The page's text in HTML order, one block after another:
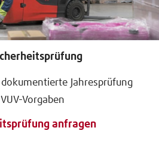
Jahresprüfung
Vorgaben
anfragen